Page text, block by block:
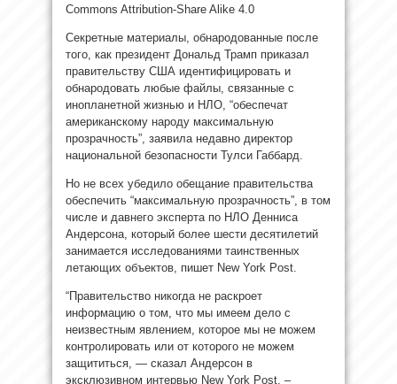
Commons Attribution-Share Alike 4.0
Секретные материалы, обнародованные после
того, как президент Дональд Трамп приказал
правительству США идентифицировать и
обнародовать любые файлы, связанные с
инопланетной жизнью и НЛО, “обеспечат
американскому народу максимальную
прозрачность”, заявила недавно директор
национальной безопасности Тулси Габбард.
Но не всех убедило обещание правительства
обеспечить “максимальную прозрачность”, в том
числе и давнего эксперта по НЛО Денниса
Андерсона, который более шести десятилетий
занимается исследованиями таинственных
летающих объектов, пишет New York Post.
“Правительство никогда не раскроет
информацию о том, что мы имеем дело с
неизвестным явлением, которое мы не можем
контролировать или от которого не можем
защититься, — сказал Андерсон в
эксклюзивном интервью New York Post. –